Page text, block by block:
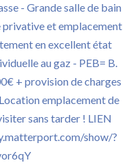
- Grande salle de bain
privative et emplacement
en excellent état
au gaz - PEB= B.
+ provision de charges
emplacement de
sans tarder ! LIEN
show/?